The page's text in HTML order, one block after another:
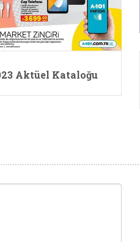
Aktüel Kataloğu